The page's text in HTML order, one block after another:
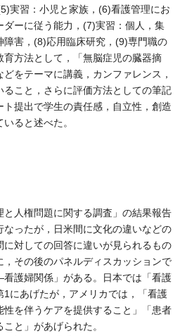
実習：小児と家族，(6)看護管理にお
ダーに従う能力，(7)実習：個人，集
障害，(8)応用臨床研究，(9)専門職の
育方法として，「無脳症児の臓器摘
をテーマに講義，カンファレンス，
ること，さらに評価方法としての筆記
提出で学生の責任感，自立性，創造
ると述べた。
人権問題に関する調査」の結果報告
なったが，日米間に文化の違いなどの
対しての回答に違いが見られるもの
その後のパネルディスカッションで
護婦関係」がある。日本では「看護
にあげたが，アメリカでは，「看護
を伴うケアを提供すること」「患者
と」があげられた。